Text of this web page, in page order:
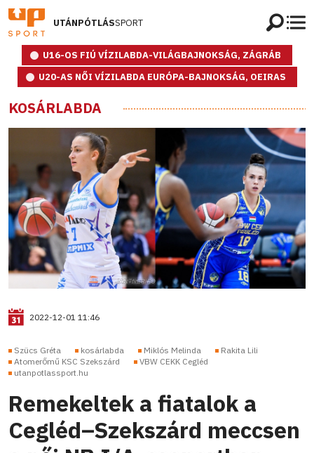
UTÁNPÓTLÁSSPORT
U16-OS FIÚ VÍZILABDA-VILÁGBAJNOKSÁG, ZÁGRÁB
U20-AS NŐI VÍZILABDA EURÓPA-BAJNOKSÁG, OEIRAS
KOSÁRLABDA
2022-12-01 11:46
Szücs Gréta kosárlabda Miklós Melinda
Rakita Lili
Atomerőmű KSC Szekszárd
VBW CEKK Cegléd
utanpotlassport.hu
Remekeltek a fiatalok a
Cegléd–Szekszárd meccsen